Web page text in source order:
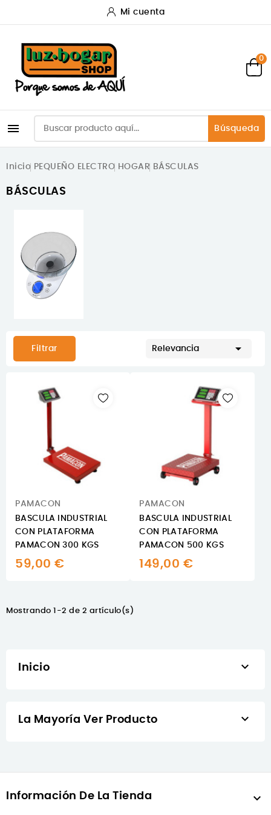
Mi cuenta
0
 Búsqueda
Inicio PEQUEÑO ELECTRO HOGAR BÁSCULAS
BÁSCULAS
Filtrar Relevancia 
PAMACON
BASCULA INDUSTRIAL
CON PLATAFORMA
PAMACON 300 KGS
59,00 €
PAMACON
BASCULA INDUSTRIAL
CON PLATAFORMA
PAMACON 500 KGS
149,00 €
Mostrando 1-2 de 2 artículo(s)
Inicio 
La Mayoría Ver Producto 
Información De La Tienda 